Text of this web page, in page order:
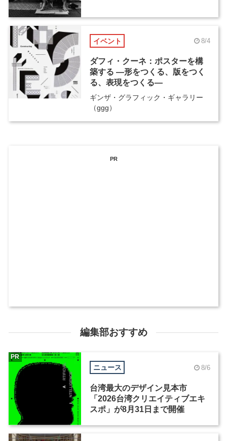
イベント 8/4
ダフィ・クーネ：ポスターを構
築する ―形をつくる、版をつく
る、表現をつくる―
ギンザ・グラフィック・ギャラリー
（ggg）
PR
編集部おすすめ
ニュース 8/6
台湾最大のデザイン見本市
「2026台湾クリエイティブエキ
スポ」が8月31日まで開催
PR